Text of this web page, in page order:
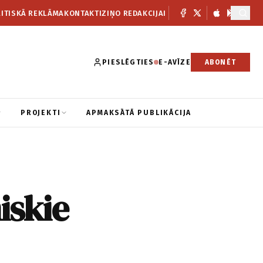
REKLĀMAKONTAKTIZIŅO REDAKCIJAI
PIESLĒGTIES E-AVĪZE ABONĒT
PROJEKTI APMAKSĀTĀ PUBLIKĀCIJA